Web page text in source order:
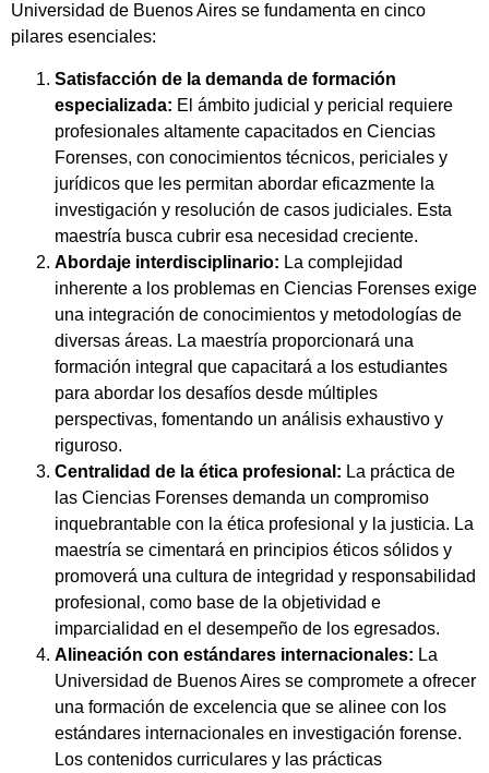
Universidad de Buenos Aires se fundamenta en cinco
pilares esenciales:
Satisfacción de la demanda de formación
especializada: El ámbito judicial y pericial requiere
profesionales altamente capacitados en Ciencias
Forenses, con conocimientos técnicos, periciales y
jurídicos que les permitan abordar eficazmente la
investigación y resolución de casos judiciales. Esta
maestría busca cubrir esa necesidad creciente.
Abordaje interdisciplinario: La complejidad
inherente a los problemas en Ciencias Forenses exige
una integración de conocimientos y metodologías de
diversas áreas. La maestría proporcionará una
formación integral que capacitará a los estudiantes
para abordar los desafíos desde múltiples
perspectivas, fomentando un análisis exhaustivo y
riguroso.
Centralidad de la ética profesional: La práctica de
las Ciencias Forenses demanda un compromiso
inquebrantable con la ética profesional y la justicia. La
maestría se cimentará en principios éticos sólidos y
promoverá una cultura de integridad y responsabilidad
profesional, como base de la objetividad e
imparcialidad en el desempeño de los egresados.
Alineación con estándares internacionales: La
Universidad de Buenos Aires se compromete a ofrecer
una formación de excelencia que se alinee con los
estándares internacionales en investigación forense.
Los contenidos curriculares y las prácticas